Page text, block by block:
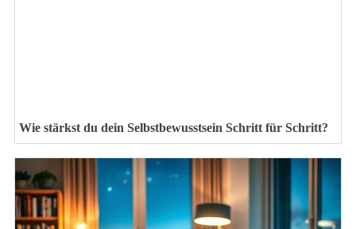
Wie stärkst du dein Selbstbewusstsein Schritt für Schritt?